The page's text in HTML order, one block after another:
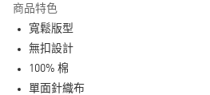
LINE Pay
商品特色
寬鬆版型
無扣設計
100% 棉
單面針織布